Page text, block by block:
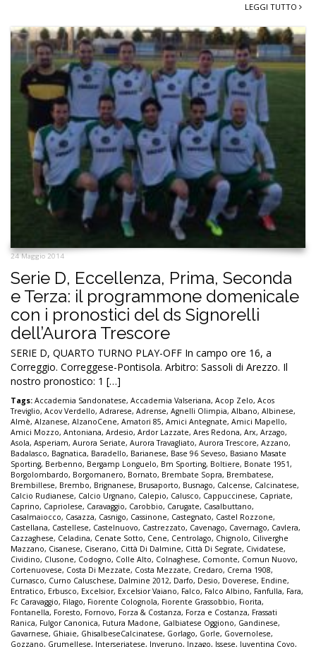
LEGGI TUTTO
24 Maggio 2014
Serie D, Eccellenza, Prima, Seconda
e Terza: il programmone domenicale
con i pronostici del ds Signorelli
dell’Aurora Trescore
SERIE D, QUARTO TURNO PLAY-OFF In campo ore 16, a
Correggio. Correggese-Pontisola. Arbitro: Sassoli di Arezzo. Il
nostro pronostico: 1 […]
Tags: Accademia Sandonatese, Accademia Valseriana, Acop Zelo, Acos
Treviglio, Acov Verdello, Adrarese, Adrense, Agnelli Olimpia, Albano, Albinese,
Almè, Alzanese, AlzanoCene, Amatori 85, Amici Antegnate, Amici Mapello,
Amici Mozzo, Antoniana, Ardesio, Ardor Lazzate, Ares Redona, Arx, Arzago,
Asola, Asperiam, Aurora Seriate, Aurora Travagliato, Aurora Trescore, Azzano,
Badalasco, Bagnatica, Baradello, Barianese, Base 96 Seveso, Basiano Masate
Sporting, Berbenno, Bergamp Longuelo, Bm Sporting, Boltiere, Bonate 1951,
Borgolombardo, Borgomanero, Bornato, Brembate Sopra, Brembatese,
Brembillese, Brembo, Brignanese, Brusaporto, Busnago, Calcense, Calcinatese,
Calcio Rudianese, Calcio Urgnano, Calepio, Calusco, Cappuccinese, Capriate,
Caprino, Capriolese, Caravaggio, Carobbio, Carugate, Casalbuttano,
Casalmaiocco, Casazza, Casnigo, Cassinone, Castegnato, Castel Rozzone,
Castellana, Castellese, Castelnuovo, Castrezzato, Cavenago, Cavernago, Cavlera,
Cazzaghese, Celadina, Cenate Sotto, Cene, Centrolago, Chignolo, Ciliverghe
Mazzano, Cisanese, Ciserano, Città Di Dalmine, Città Di Segrate, Cividatese,
Cividino, Clusone, Codogno, Colle Alto, Colnaghese, Comonte, Comun Nuovo,
Cortenuovese, Costa Di Mezzate, Costa Mezzate, Credaro, Crema 1908,
Curnasco, Curno Caluschese, Dalmine 2012, Darfo, Desio, Doverese, Endine,
Entratico, Erbusco, Excelsior, Excelsior Vaiano, Falco, Falco Albino, Fanfulla, Fara,
Fc Caravaggio, Filago, Fiorente Colognola, Fiorente Grassobbio, Fiorita,
Fontanella, Foresto, Fornovo, Forza & Costanza, Forza e Costanza, Frassati
Ranica, Fulgor Canonica, Futura Madone, Galbiatese Oggiono, Gandinese,
Gavarnese, Ghiaie, GhisalbeseCalcinatese, Gorlago, Gorle, Governolese,
Gozzano, Grumellese, Interseriatese, Inveruno, Inzago, Issese, Juventina Covo,